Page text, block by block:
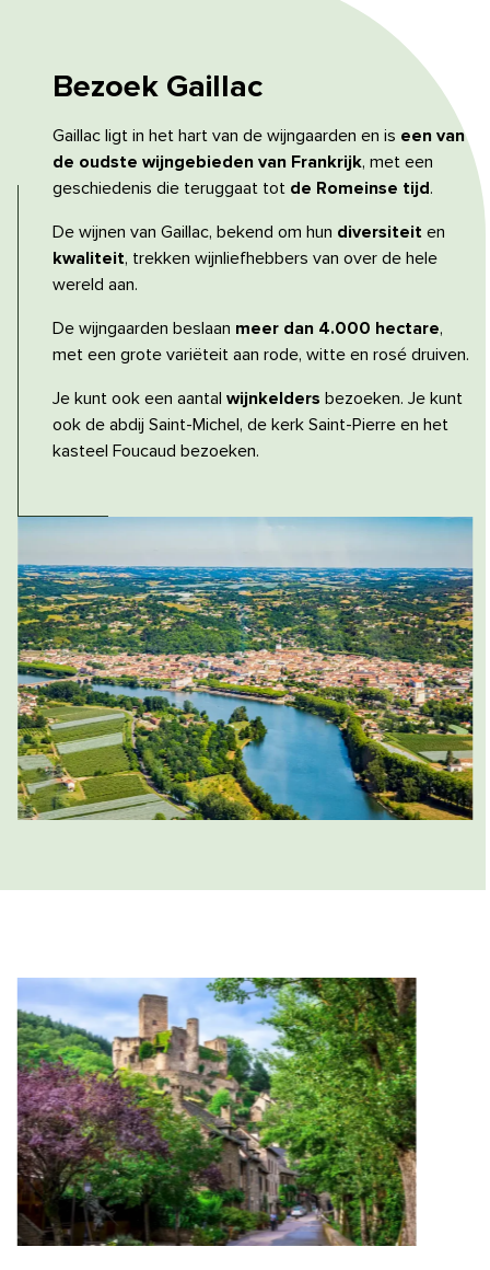
Bezoek Gaillac
Gaillac ligt in het hart van de wijngaarden en is een van
de oudste wijngebieden van Frankrijk, met een
geschiedenis die teruggaat tot de Romeinse tijd.
De wijnen van Gaillac, bekend om hun diversiteit en
kwaliteit, trekken wijnliefhebbers van over de hele
wereld aan.
De wijngaarden beslaan meer dan 4.000 hectare,
met een grote variëteit aan rode, witte en rosé druiven.
Je kunt ook een aantal wijnkelders bezoeken. Je kunt
ook de abdij Saint-Michel, de kerk Saint-Pierre en het
kasteel Foucaud bezoeken.